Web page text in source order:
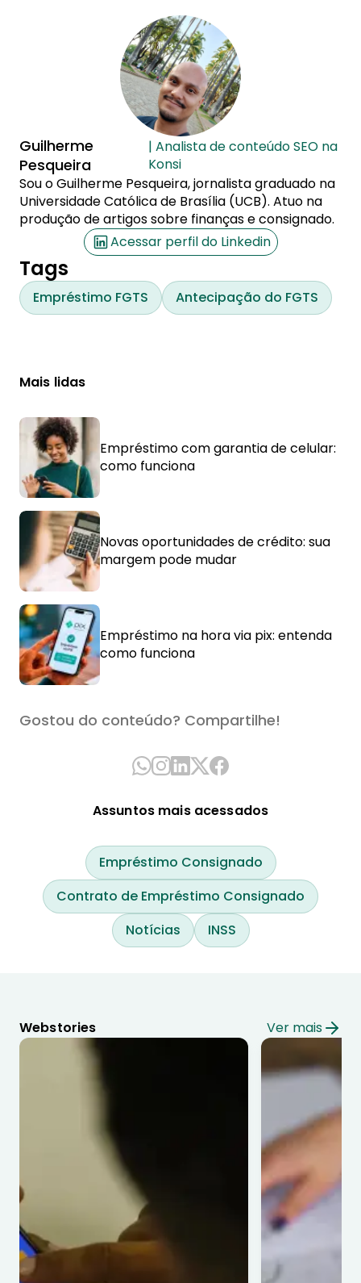
Guilherme
Pesqueira
| Analista de conteúdo SEO na
Konsi
Sou o Guilherme Pesqueira, jornalista graduado na
Universidade Católica de Brasília (UCB). Atuo na
produção de artigos sobre finanças e consignado.
Acessar perfil do Linkedin
Tags
Empréstimo FGTS Antecipação do FGTS
Mais lidas
Empréstimo com garantia de celular:
como funciona
Novas oportunidades de crédito: sua
margem pode mudar
Empréstimo na hora via pix: entenda
como funciona
Gostou do conteúdo? Compartilhe!
Assuntos mais acessados
Empréstimo Consignado
Contrato de Empréstimo Consignado
Notícias
INSS
Webstories Ver mais